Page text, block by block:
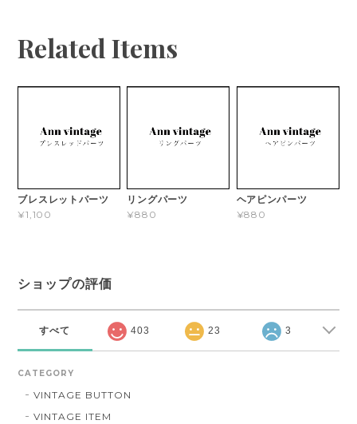
Related Items
ブレスレットパーツ
¥1,100
リングパーツ
¥880
ヘアピンパーツ
¥880
ショップの評価
すべて 403 23 3
CATEGORY
VINTAGE BUTTON
VINTAGE ITEM